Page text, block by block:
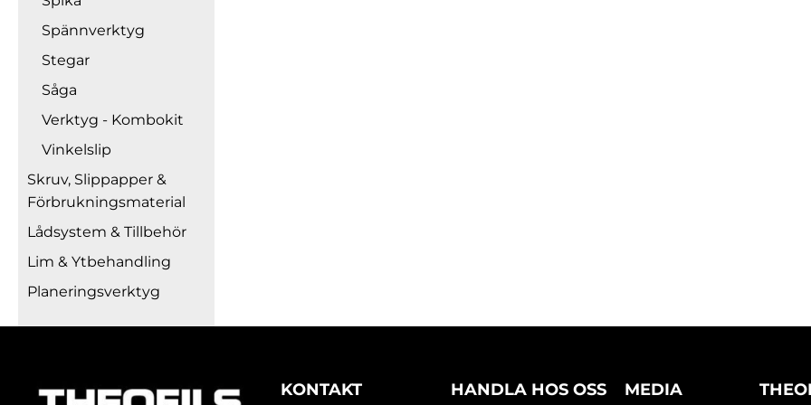
Spännverktyg
Stegar
Såga
Verktyg - Kombokit
Vinkelslip
Skruv, Slippapper &
Förbrukningsmaterial
Lådsystem & Tillbehör
Lim & Ytbehandling
Planeringsverktyg
KONTAKT HANDLA HOS OSS MEDIA